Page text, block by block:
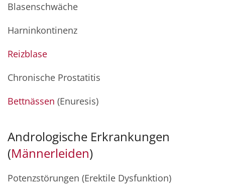
Blasenschwäche
Harninkontinenz
Reizblase
Chronische Prostatitis
Bettnässen (Enuresis)
Andrologische Erkrankungen
(Männerleiden)
Potenzstörungen (Erektile Dysfunktion)